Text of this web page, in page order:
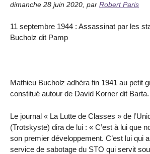
dimanche 28 juin 2020 par Robert Paris
11 septembre 1944 : Assassinat par les
Bucholz dit Pamp
Mathieu Bucholz adhéra fin 1941 au petit
constitué autour de David Korner dit Barta.
Le journal « La Lutte de Classes » de
(Trotskyste) dira de lui : « C’est à lui que
son premier développement. C’est lui qui
service de sabotage du STO qui servit